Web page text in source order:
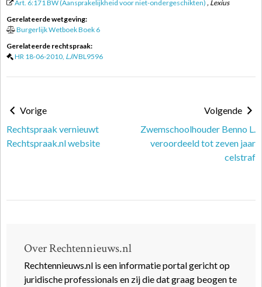
Art. 6:171 BW (Aansprakelijkheid voor niet-ondergeschikten) , Lexius
Gerelateerde wetgeving:
Burgerlijk Wetboek Boek 6
Gerelateerde rechtspraak:
HR 18-06-2010, LJNBL9596
Vorige
Rechtspraak vernieuwt
Rechtspraak.nl website
Volgende
Zwemschoolhouder Benno L.
veroordeeld tot zeven jaar
celstraf
Over Rechtennieuws.nl
Rechtennieuws.nl is een informatie portal gericht op
juridische professionals en zij die dat graag beogen te